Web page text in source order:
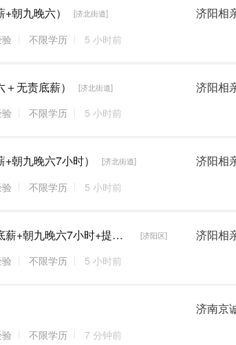
朝九晚六） [济北街道]
不限学历 5 小时前
济阳相
无责底薪） [济北街道]
不限学历 5 小时前
济阳相
朝九晚六7小时） [济北街道]
不限学历 5 小时前
济阳相
相亲匹配师（五险+无责底薪+朝九晚六7小时+提成） [济阳区]
不限学历 5 小时前
济阳相
不限学历 7 分钟前
济南京